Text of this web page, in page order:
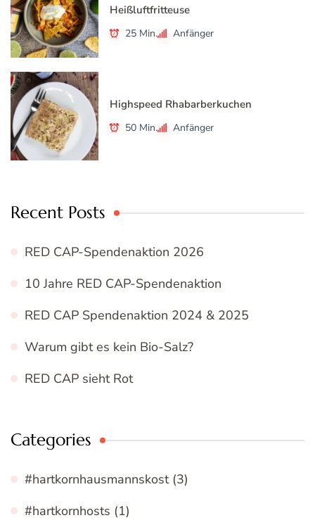
Heißluftfritteuse
25 Min. Anfänger
Highspeed Rhabarberkuchen
50 Min. Anfänger
Recent Posts
RED CAP-Spendenaktion 2026
10 Jahre RED CAP-Spendenaktion
RED CAP Spendenaktion 2024 & 2025
Warum gibt es kein Bio-Salz?
RED CAP sieht Rot
Categories
#hartkornhausmannskost(3)
#hartkornhosts (1)